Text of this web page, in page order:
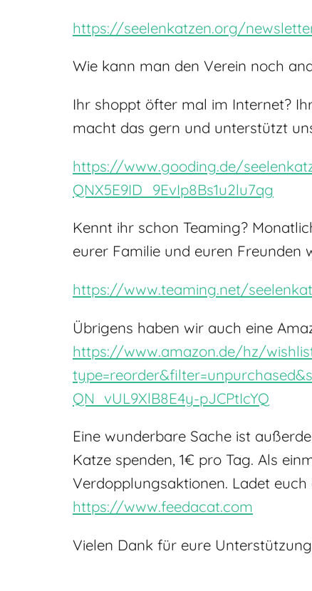
https://seelenkatzen.org/
Wie kann man den Verein noch
Ihr shoppt öfter mal im Internet?
macht das gern und unterstützt
https://www.gooding.de/
QNX5E9ID_9EvIp8Bs1u2lu7qg
Kennt ihr schon Teaming?
eurer Familie und euren Freunden
https://www.teaming.net/
Übrigens haben wir auch eine
https://www.amazon.de/hz/
QN_vUL9XlB8E4y-pJCPtIcYQ
Eine wunderbare Sache ist
Katze spenden, 1€ pro Tag. Als
Verdopplungsaktionen. Ladet
https://www.feedacat.com
Vielen Dank für eure